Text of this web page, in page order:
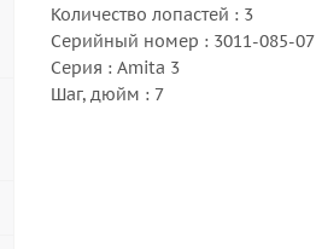
Количество лопастей : 3
Серийный номер : 3011-085-07
Серия : Amita 3
Шаг, дюйм : 7